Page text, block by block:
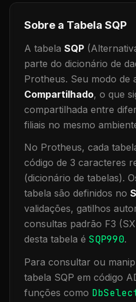
Sobre a Tabela SQP
A tabela SQP
parte do dicionário de
Protheus. Seu modo de
Compartilhado, o que
compartilhada entre
filiais no mesmo
No Protheus, cada
código de 3 caracteres
(dicionário de tabelas).
tabela são definidos no
validações, gatilhos
consultas padrão F3
desta tabela é SQP990.
Para consultar ou
tabela SQP em código
funções como